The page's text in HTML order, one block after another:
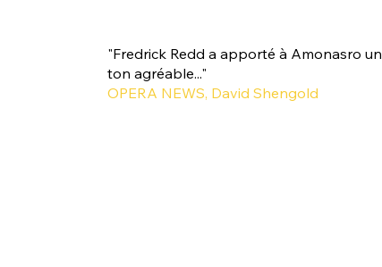
"Fredrick Redd a apporté à Amonasro un
ton agréable..."
OPERA NEWS, David Shengold